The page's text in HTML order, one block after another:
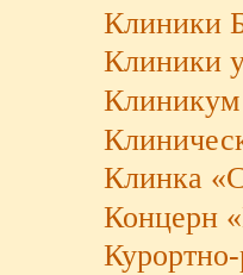
Клиники
Клиники
Клинка
Концерн